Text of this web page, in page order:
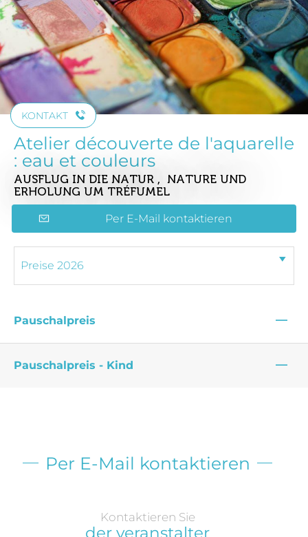
KONTAKT
Atelier découverte de l'aquarelle
: eau et couleurs
AUSFLUG IN DIE NATUR , NATURE UND
ERHOLUNG UM TRÉFUMEL
Per E-Mail kontaktieren
Pauschalpreis —
Pauschalpreis - Kind —
Per E-Mail kontaktieren
Kontaktieren Sie
der veranstalter